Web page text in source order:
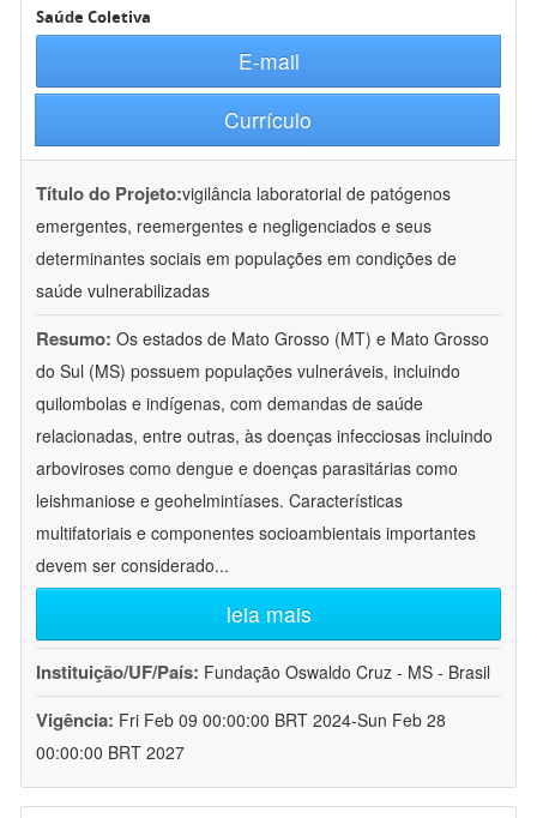
Saúde Coletiva
E-mail
Currículo
Título do Projeto:vigilância laboratorial de patógenos
emergentes, reemergentes e negligenciados e seus
determinantes sociais em populações em condições de
saúde vulnerabilizadas
Resumo: Os estados de Mato Grosso (MT) e Mato Grosso
do Sul (MS) possuem populações vulneráveis, incluindo
quilombolas e indígenas, com demandas de saúde
relacionadas, entre outras, às doenças infecciosas incluindo
arboviroses como dengue e doenças parasitárias como
leishmaniose e geohelmintíases. Características
multifatoriais e componentes socioambientais importantes
devem ser considerado...
leia mais
Instituição/UF/País: Fundação Oswaldo Cruz - MS - Brasil
Vigência: Fri Feb 09 00:00:00 BRT 2024-Sun Feb 28
00:00:00 BRT 2027